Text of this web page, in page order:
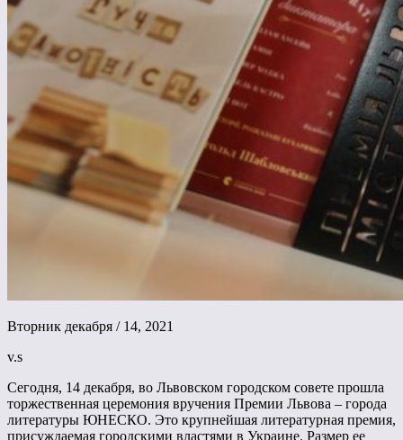
Вторник декабря / 14, 2021
v.s
Сегодня, 14 декабря, во Львовском городском совете прошла
торжественная церемония вручения Премии Львова – города
литературы ЮНЕСКО. Это крупнейшая литературная премия,
присуждаемая городскими властями в Украине. Размер ее